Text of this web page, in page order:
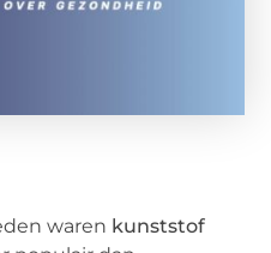
waren kunststof